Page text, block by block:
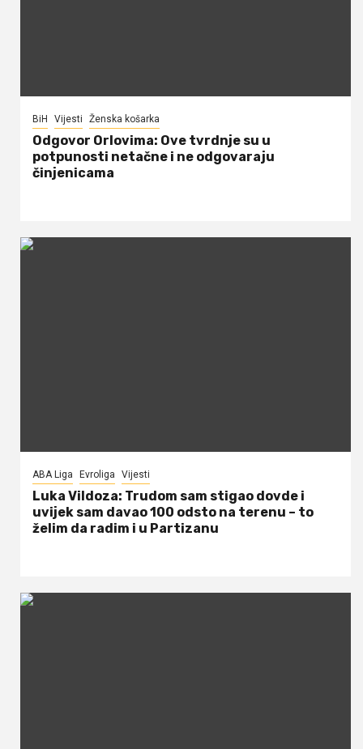
BiH Vijesti Ženska košarka
Odgovor Orlovima: ​Ove tvrdnje su u
potpunosti netačne i ne odgovaraju
činjenicama
ABA Liga Evroliga Vijesti
Luka Vildoza: Trudom sam stigao dovde i
uvijek sam davao 100 odsto na terenu – to
želim da radim i u Partizanu